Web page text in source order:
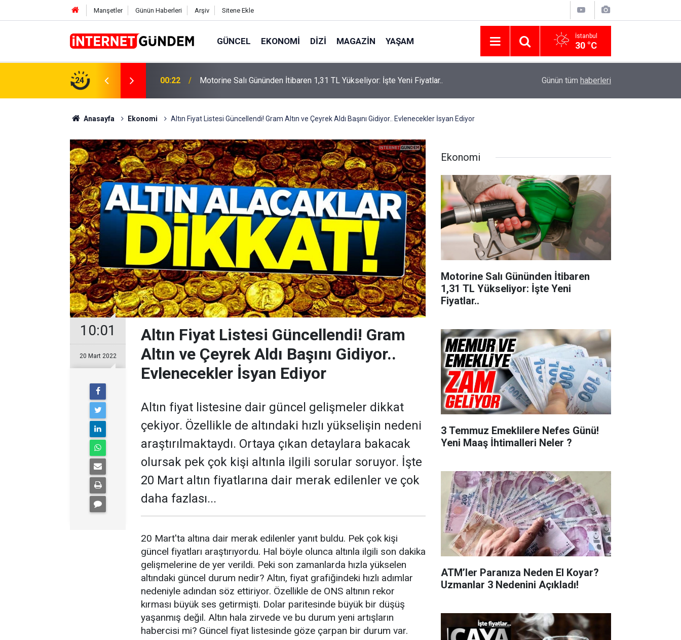
Manşetler Günün Haberleri Arşiv Sitene Ekle
GÜNCEL EKONOMI DIZI MAGAZIN YAŞAM İstanbul
30 °C
24
TL Yükseliyor: İşte Yeni Fiyatlar.. 15:58
Neşet Ertaş’a “Bozkırın Tezenesi” Lakabını Kim Verdi? Beyaz’la Joker
Sorusunun Cevabı Merak Edildi
Günün tüm haberleri
Anasayfa Ekonomi Altın Fiyat Listesi Güncellendi! Gram Altın ve Çeyrek Aldı Başını Gidiyor.. Evlenecekler İsyan Ediyor
10:01
20 Mart 2022
Altın Fiyat Listesi Güncellendi! Gram
Altın ve Çeyrek Aldı Başını Gidiyor..
Evlenecekler İsyan Ediyor
Altın fiyat listesine dair güncel gelişmeler dikkat
çekiyor. Özellikle de altındaki hızlı yükselişin nedeni
araştırılmaktaydı. Ortaya çıkan detaylara bakacak
olursak pek çok kişi altınla ilgili sorular soruyor. İşte
20 Mart altın fiyatlarına dair merak edilenler ve çok
daha fazlası...
20 Mart'ta altına dair merak edilenler yanıt buldu. Pek çok kişi
güncel fiyatları araştırıyordu. Hal böyle olunca altınla ilgili son dakika
gelişmelerine de yer verildi. Peki son zamanlarda hızla yükselen
altındaki güncel durum nedir? Altın, fiyat grafiğindeki hızlı adımlar
nedeniyle adından söz ettiriyor. Özellikle de ONS altının rekor
kırması büyük ses getirmişti. Dolar paritesinde büyük bir düşüş
yaşanmış değil. Altın hala zirvede ve bu durum yeni artışların
habercisi mi? Güncel fiyat listesinde göze çarpan bir durum var.
Ekonomi
Motorine Salı Gününden İtibaren
1,31 TL Yükseliyor: İşte Yeni
Fiyatlar..
3 Temmuz Emeklilere Nefes Günü!
Yeni Maaş İhtimalleri Neler ?
ATM’ler Paranıza Neden El Koyar?
Uzmanlar 3 Nedenini Açıkladı!